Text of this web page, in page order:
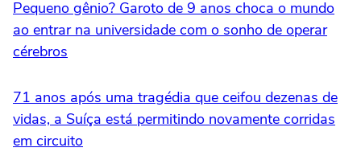
Pequeno gênio? Garoto de 9 anos choca o mundo
ao entrar na universidade com o sonho de operar
cérebros
71 anos após uma tragédia que ceifou dezenas de
vidas, a Suíça está permitindo novamente corridas
em circuito